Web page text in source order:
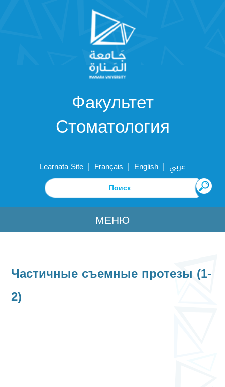
Факультет
Стоматология
Learnata Site | Français | English | عربي
МЕНЮ
Частичные съемные протезы (1-
2)